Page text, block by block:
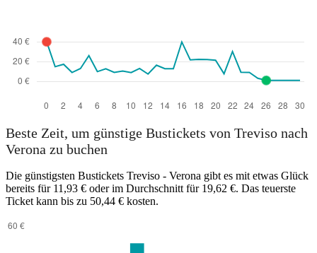
Beste Zeit, um günstige Bustickets von Treviso nach
Verona zu buchen
Die günstigsten Bustickets Treviso - Verona gibt es mit etwas Glück
bereits für 11,93 € oder im Durchschnitt für 19,62 €. Das teuerste
Ticket kann bis zu 50,44 € kosten.